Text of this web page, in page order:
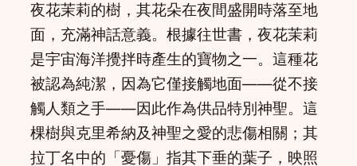
夜花茉莉的樹，其花朵在夜間盛開時落至地
面，充滿神話意義。根據往世書，夜花茉莉
是宇宙海洋攪拌時產生的寶物之一。這種花
被認為純潔，因為它僅接觸地面——從不接
觸人類之手——因此作為供品特別神聖。這
棵樹與克里希納及神聖之愛的悲傷相關；其
拉丁名中的「憂傷」指其下垂的葉子，映照